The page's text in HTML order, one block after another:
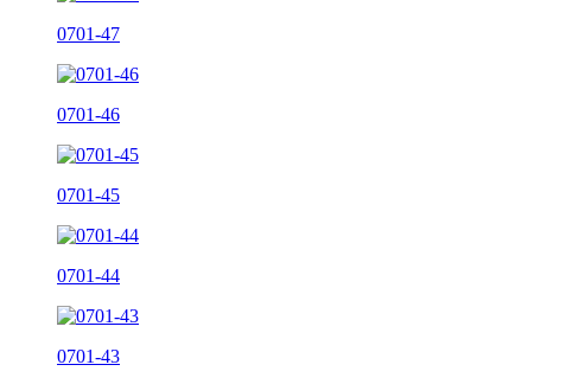
0701-47
0701-46
0701-45
0701-44
0701-43